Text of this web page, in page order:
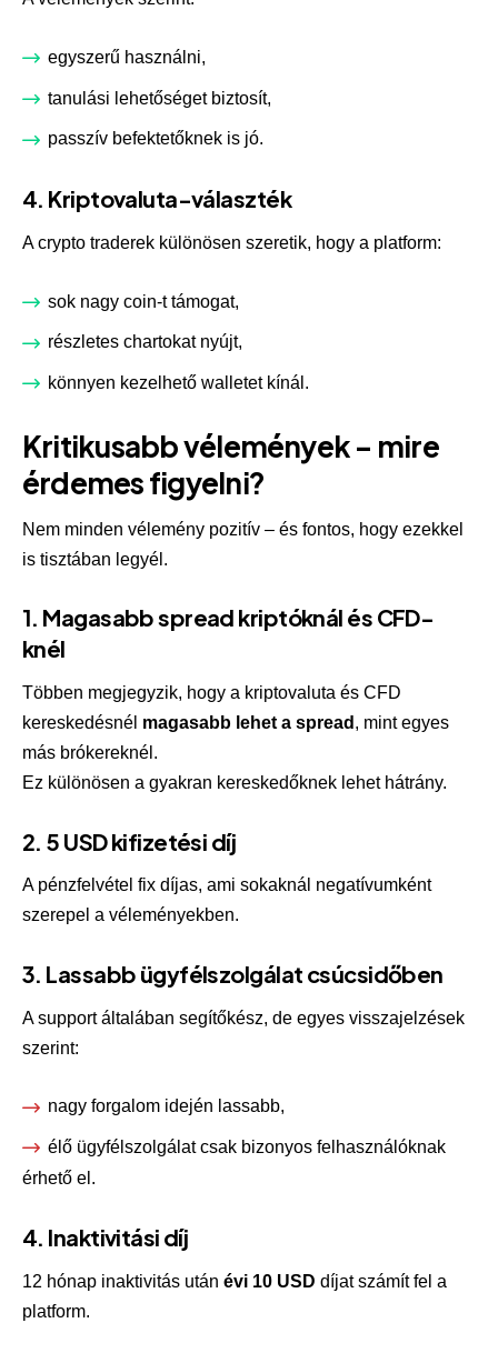
egyszerű használni,
tanulási lehetőséget biztosít,
passzív befektetőknek is jó.
4. Kriptovaluta-választék
A crypto traderek különösen szeretik, hogy a platform:
sok nagy coin-t támogat,
részletes chartokat nyújt,
könnyen kezelhető walletet kínál.
Kritikusabb vélemények – mire
érdemes figyelni?
Nem minden vélemény pozitív – és fontos, hogy ezekkel
is tisztában legyél.
1. Magasabb spread kriptóknál és CFD-
knél
Többen megjegyzik, hogy a kriptovaluta és CFD
kereskedésnél magasabb lehet a spread , mint egyes
más brókereknél.
Ez különösen a gyakran kereskedőknek lehet hátrány.
2. 5 USD kifizetési díj
A pénzfelvétel fix díjas, ami sokaknál negatívumként
szerepel a véleményekben.
3. Lassabb ügyfélszolgálat csúcsidőben
A support általában segítőkész, de egyes visszajelzések
szerint:
nagy forgalom idején lassabb,
élő ügyfélszolgálat csak bizonyos felhasználóknak
érhető el.
4. Inaktivitási díj
12 hónap inaktivitás után évi 10 USD díjat számít fel a
platform.